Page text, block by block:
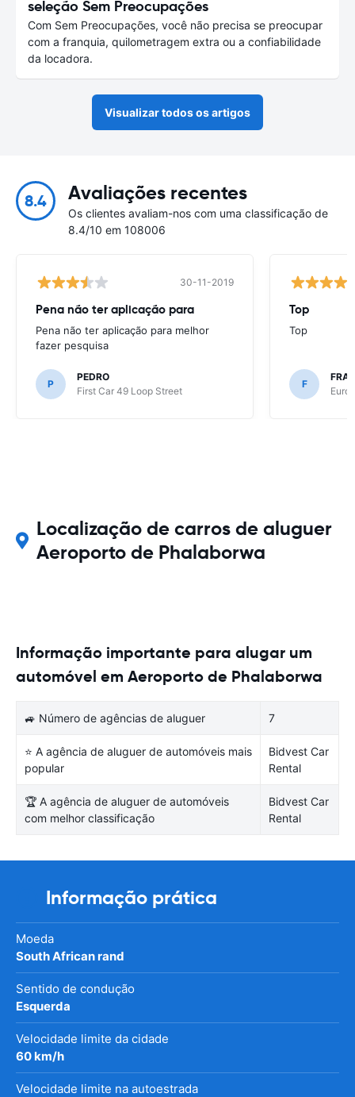
seleção Sem Preocupações
Com Sem Preocupações, você não precisa se preocupar
com a franquia, quilometragem extra ou a confiabilidade
da locadora.
Visualizar todos os artigos
8.4 Avaliações recentes
Os clientes avaliam-nos com uma classificação de
8.4/10 em 108006
30-11-2019
Pena não ter aplicação para
Pena não ter aplicação para melhor
fazer pesquisa
P
PEDRO
First Car 49 Loop Street
Top
Top
F
Localização de carros de aluguer
Aeroporto de Phalaborwa
Informação importante para alugar um
automóvel em Aeroporto de Phalaborwa
🚙 Número de agências de aluguer 7
⭐ A agência de aluguer de automóveis mais
popular
Bidvest Car
Rental
🏆 A agência de aluguer de automóveis
com melhor classificação
Bidvest Car
Rental
Informação prática
Moeda
South African rand
Sentido de condução
Esquerda
Velocidade limite da cidade
60 km/h
Velocidade limite na autoestrada